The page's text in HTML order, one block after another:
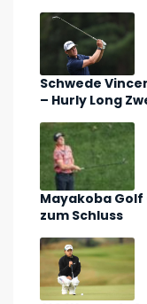
Schwede
– Hurly Long
Mayakoba
zum Schluss